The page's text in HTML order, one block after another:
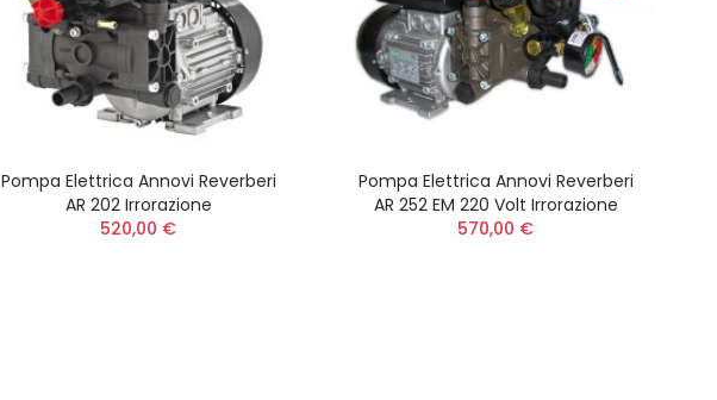
Pompa Elettrica Annovi Reverberi
AR 202 Irrorazione
520,00 €
Pompa Elettrica Annovi Reverberi
AR 252 EM 220 Volt Irrorazione
570,00 €